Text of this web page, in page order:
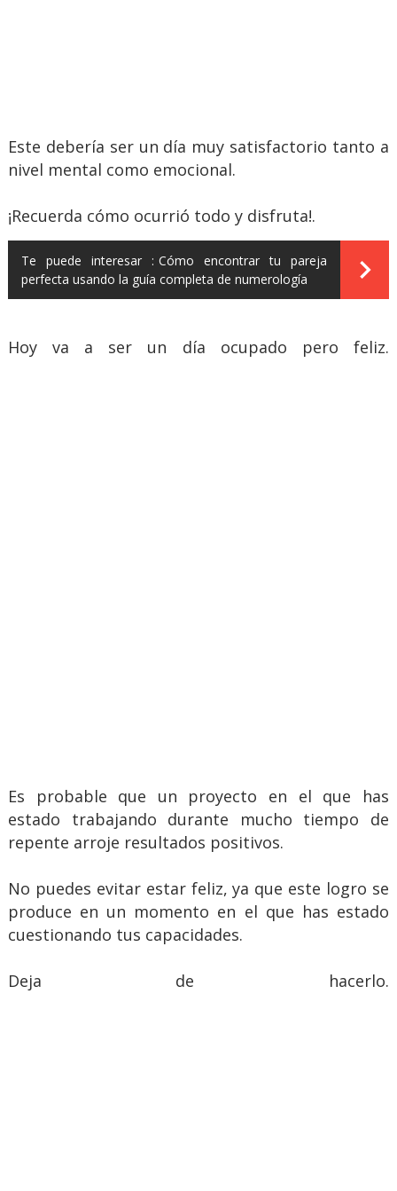
Este debería ser un día muy satisfactorio tanto a
nivel mental como emocional.
¡Recuerda cómo ocurrió todo y disfruta!.
Te puede interesar : Cómo encontrar tu pareja
perfecta usando la guía completa de numerología
Hoy va a ser un día ocupado pero feliz.
Es probable que un proyecto en el que has
estado trabajando durante mucho tiempo de
repente arroje resultados positivos.
No puedes evitar estar feliz, ya que este logro se
produce en un momento en el que has estado
cuestionando tus capacidades.
Deja de hacerlo.